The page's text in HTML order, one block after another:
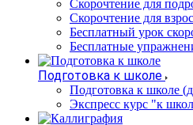
Скорочтение для
Cкорочтение для
Бесплатный урок
Бесплатные
Подготовка к школе
Подготовка к школе
Экспресс курс "к